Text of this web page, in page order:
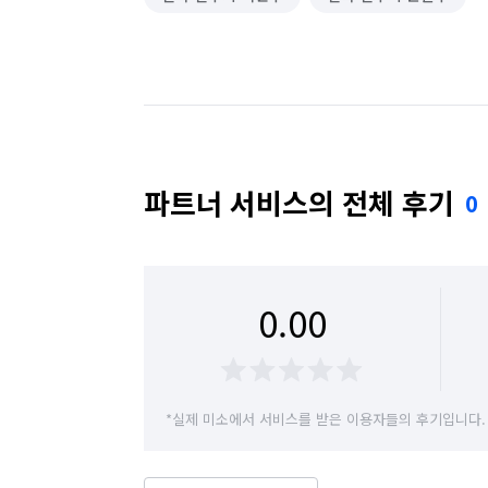
파트너 서비스의 전체 후기 0
0.00
*실제 미소에서 서비스를 받은 이용자들의 후기입니다.